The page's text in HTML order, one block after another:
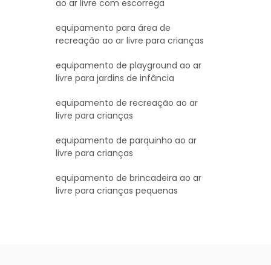
ao ar livre com escorrega
equipamento para área de
recreação ao ar livre para crianças
equipamento de playground ao ar
livre para jardins de infância
equipamento de recreação ao ar
livre para crianças
equipamento de parquinho ao ar
livre para crianças
equipamento de brincadeira ao ar
livre para crianças pequenas